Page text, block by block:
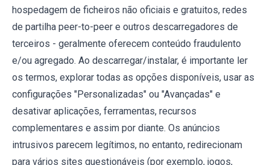
hospedagem de ficheiros não oficiais e gratuitos, redes
de partilha peer-to-peer e outros descarregadores de
terceiros - geralmente oferecem conteúdo fraudulento
e/ou agregado. Ao descarregar/instalar, é importante ler
os termos, explorar todas as opções disponíveis, usar as
configurações "Personalizadas" ou "Avançadas" e
desativar aplicações, ferramentas, recursos
complementares e assim por diante. Os anúncios
intrusivos parecem legítimos, no entanto, redirecionam
para vários sites questionáveis (por exemplo, jogos,